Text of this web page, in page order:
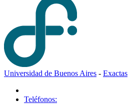
Universidad de Buenos Aires - Exactas
Teléfonos: